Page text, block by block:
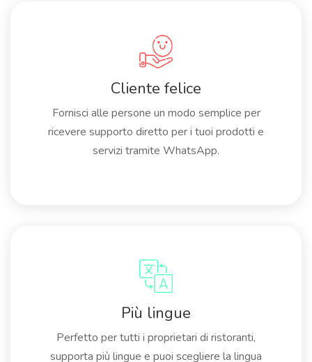
Cliente felice
Fornisci alle persone un modo semplice per
ricevere supporto diretto per i tuoi prodotti e
servizi tramite WhatsApp.
Più lingue
Perfetto per tutti i proprietari di ristoranti,
supporta più lingue e puoi scegliere la lingua